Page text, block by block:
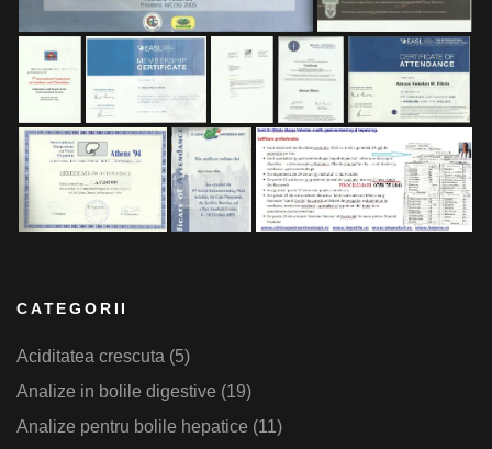
CATEGORII
Aciditatea crescuta (5)
Analize in bolile digestive (19)
Analize pentru bolile hepatice (11)